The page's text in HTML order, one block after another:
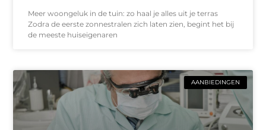
Meer woongeluk in de tuin: zo haal je alles uit je terras
Zodra de eerste zonnestralen zich laten zien, begint het bij
de meeste huiseigenaren
AANBIEDINGEN